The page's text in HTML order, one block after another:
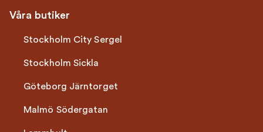
Våra butiker
Stockholm City Sergel
Stockholm Sickla
Göteborg Järntorget
Malmö Södergatan